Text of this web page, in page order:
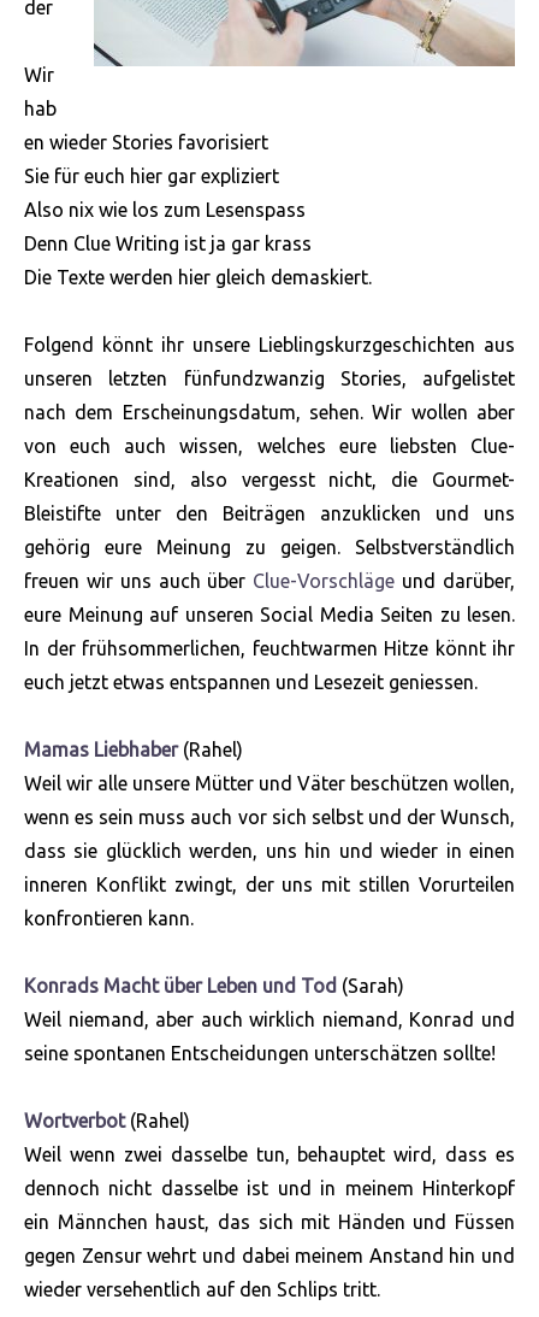
der
Wir
hab
en wieder Stories favorisiert
Sie für euch hier gar expliziert
Also nix wie los zum Lesenspass
Denn Clue Writing ist ja gar krass
Die Texte werden hier gleich demaskiert.
Folgend könnt ihr unsere Lieblingskurzgeschichten aus
unseren letzten fünfundzwanzig Stories, aufgelistet
nach dem Erscheinungsdatum, sehen. Wir wollen aber
von euch auch wissen, welches eure liebsten Clue-
Kreationen sind, also vergesst nicht, die Gourmet-
Bleistifte unter den Beiträgen anzuklicken und uns
gehörig eure Meinung zu geigen. Selbstverständlich
freuen wir uns auch über Clue-Vorschläge und darüber,
eure Meinung auf unseren Social Media Seiten zu lesen.
In der frühsommerlichen, feuchtwarmen Hitze könnt ihr
euch jetzt etwas entspannen und Lesezeit geniessen.
Mamas Liebhaber (Rahel)
Weil wir alle unsere Mütter und Väter beschützen wollen,
wenn es sein muss auch vor sich selbst und der Wunsch,
dass sie glücklich werden, uns hin und wieder in einen
inneren Konflikt zwingt, der uns mit stillen Vorurteilen
konfrontieren kann.
Konrads Macht über Leben und Tod (Sarah)
Weil niemand, aber auch wirklich niemand, Konrad und
seine spontanen Entscheidungen unterschätzen sollte!
Wortverbot (Rahel)
Weil wenn zwei dasselbe tun, behauptet wird, dass es
dennoch nicht dasselbe ist und in meinem Hinterkopf
ein Männchen haust, das sich mit Händen und Füssen
gegen Zensur wehrt und dabei meinem Anstand hin und
wieder versehentlich auf den Schlips tritt.